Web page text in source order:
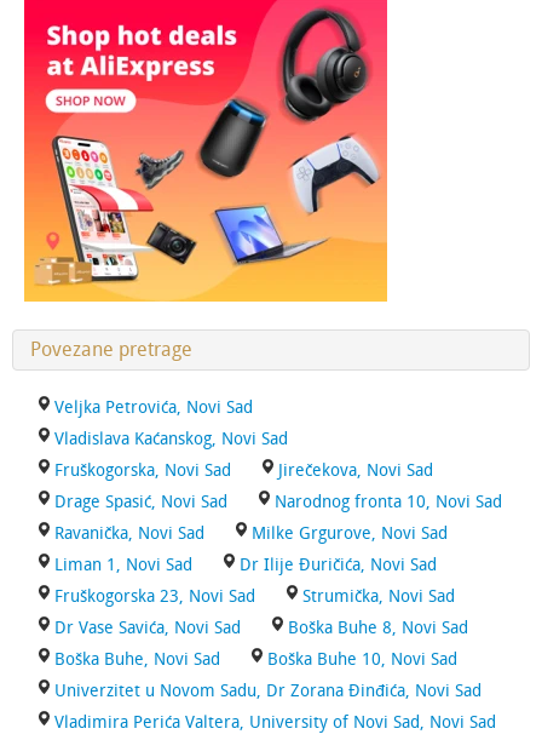
Povezane pretrage
Veljka Petrovića, Novi Sad
Vladislava Kaćanskog, Novi Sad
Fruškogorska, Novi Sad
Jirečekova, Novi Sad
Drage Spasić, Novi Sad
Narodnog fronta 10, Novi Sad
Ravanička, Novi Sad
Milke Grgurove, Novi Sad
Liman 1, Novi Sad
Dr Ilije Đuričića, Novi Sad
Fruškogorska 23, Novi Sad
Strumička, Novi Sad
Dr Vase Savića, Novi Sad
Boška Buhe 8, Novi Sad
Boška Buhe, Novi Sad
Boška Buhe 10, Novi Sad
Univerzitet u Novom Sadu, Dr Zorana Đinđića, Novi Sad
Vladimira Perića Valtera, University of Novi Sad, Novi Sad